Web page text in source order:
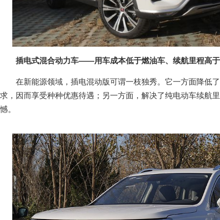
插电式混合动力车——用车成本低于燃油车、续航里程高于
在新能源领域，插电混动版可谓一枝独秀。它一方面降低了
求，因而享受种种优惠待遇；另一方面，解决了纯电动车续航
憾。